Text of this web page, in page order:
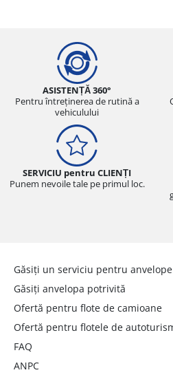
ASISTENȚĂ 360°
Pentru întreținerea de rutină a
vehiculului
SERVICIU pentru CLIENȚI
Punem nevoile tale pe primul loc.
Găsiți un serviciu pentru
Găsiți anvelopa potrivită
Ofertă pentru flote de camioane
Ofertă pentru flotele de
FAQ
ANPC